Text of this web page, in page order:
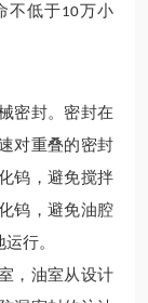
不低于10万小
密封。密封在
对重叠的密封
钨，避免搅拌
钨，避免油腔
行。
，油室从设计